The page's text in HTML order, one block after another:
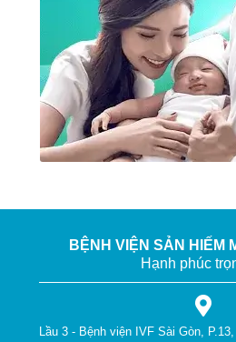
BỆNH VIỆN SẢN HIẾM
Hạnh phúc
Lầu 3 - Bệnh viện IVF Sài Gòn,